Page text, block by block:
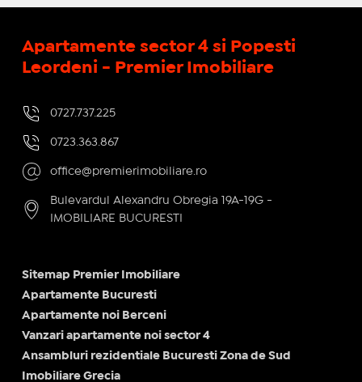
Apartamente sector 4 si Popesti
Leordeni - Premier Imobiliare
0727.737.225
0723.363.867
office@premierimobiliare.ro
Bulevardul Alexandru Obregia 19A-19G -
IMOBILIARE BUCURESTI
Sitemap Premier Imobiliare
Apartamente Bucuresti
Apartamente noi Berceni
Vanzari apartamente noi sector 4
Ansambluri rezidentiale Bucuresti Zona de Sud
Imobiliare Grecia